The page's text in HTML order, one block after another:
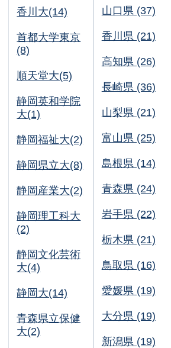
香川大(14)
首都大学東京
(8)
順天堂大(5)
静岡英和学院
大(1)
静岡福祉大(2)
静岡県立大(8)
静岡産業大(2)
静岡理工科大
(2)
静岡文化芸術
大(4)
静岡大(14)
青森県立保健
大(2)
山口県 (37)
香川県 (21)
高知県 (26)
長崎県 (36)
山梨県 (21)
富山県 (25)
島根県 (14)
青森県 (24)
岩手県 (22)
栃木県 (21)
鳥取県 (16)
愛媛県 (19)
大分県 (19)
新潟県 (19)